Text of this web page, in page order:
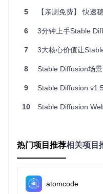
2.3 解析检测结果
（如"V2.1-768px"或"1.5"
辑如下：
# 提取关键层参数
# 根据参数特征判断版
if cond_proj and
return
return "V1.5模型"
5 【亲测免费】 快速稳定扩散：
6 3分钟上手Stable
7 3大核心价值让Stable
8 Stable Diffusion场景创作
9 Stable Diffusion v1.5完
10 Stable Diffusion WebUI
热门项目推荐相关项目
atomcode